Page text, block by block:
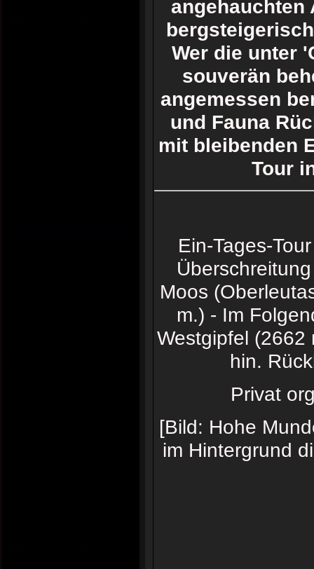
angehauchten
Wer die unter
souverän
angemessen
und Fauna
mit bleibenden
Tour
Ein-Tages-
Moos
m.) - Im
Westgipfel (2662
hin.
Privat
[Bild: Hohe
im Hintergrund